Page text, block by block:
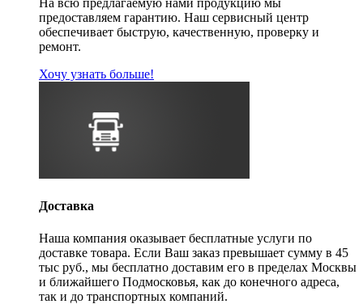
На всю предлагаемую нами продукцию мы
предоставляем гарантию. Наш сервисный центр
обеспечивает быструю, качественную, проверку и
ремонт.
Хочу узнать больше!
Доставка
Наша компания оказывает бесплатные услуги по
доставке товара. Если Ваш заказ превышает сумму в 45
тыс руб., мы бесплатно доставим его в пределах Москвы
и ближайшего Подмосковья, как до конечного адреса,
так и до транспортных компаний.